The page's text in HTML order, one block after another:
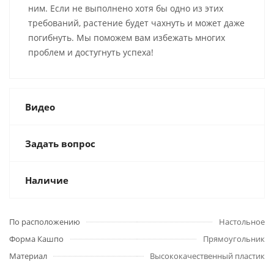
ним. Если не выполнено хотя бы одно из этих
требований, растение будет чахнуть и может даже
погибнуть. Мы поможем вам избежать многих
проблем и достугнуть успеха!
Видео
Задать вопрос
Наличие
По расположению
Настольное
Форма Кашпо
Прямоугольник
Материал
Высококачественный пластик